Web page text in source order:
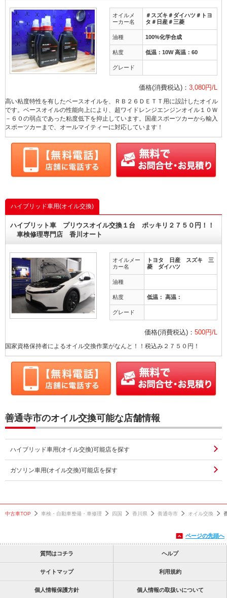
オイルメ
ーカー名
＃スズキ＃ダイハツ＃トヨ
タ＃日産＃三菱
油種 100%化学合成
粘度 低温：10W 高温：60
グレード
価格(消費税込)： 3,080円/L
高い粘度特性を有したベースオイルを、ＲＢ２６ＤＥＴＴ用に設計したオイル
です。ベースオイルの性能向上により、超ワイドレンジエンジンオイル１０Ｗ
－６０の弱点であった粘度低下を抑止しています。国産スポーツカーから輸入
スポーツカーまで、オールマイティーに対応しています！
ハイブリッド車用(オイル交換)
ハイブリット車 プリウスオイル交換１台 ポッキリ２７５０円！！
車検修理専門店 香川オート
オイルメー
カー名
トヨタ 日産 スズキ 三
菱 ダイハツ
油種
粘度 低温： 高温：
グレード
価格(消費税込)： 500円/L
国家資格保持者によるオイル交換作業がなんと！！税込み２７５０円！
善通寺市のオイル交換可能な店舗情報
ハイブリッド車用(オイル交換)可能店を探す
ガソリン車用(オイル交換)可能店を探す
中古車TOP 車検・自動車整備・車修理 四国 香川県 善通寺市 オイル交換
ページの先頭へ
質問はコチラ ヘルプ
サイトマップ 利用規約
個人情報保護方針 個人情報の取扱いについて